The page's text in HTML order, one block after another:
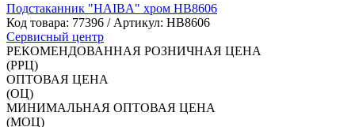
Подстаканник "HAIBA" хром HB8606
Код товара: 77396 / Артикул: HB8606
Сервисный центр
РЕКОМЕНДОВАННАЯ РОЗНИЧНАЯ ЦЕНА
(РРЦ)
ОПТОВАЯ ЦЕНА
(ОЦ)
МИНИМАЛЬНАЯ ОПТОВАЯ ЦЕНА
(МОЦ)